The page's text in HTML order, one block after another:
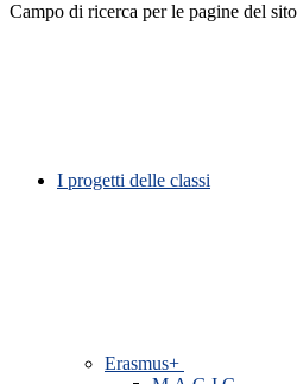
Campo di ricerca per le pagine del sito
I progetti delle classi
Erasmus+